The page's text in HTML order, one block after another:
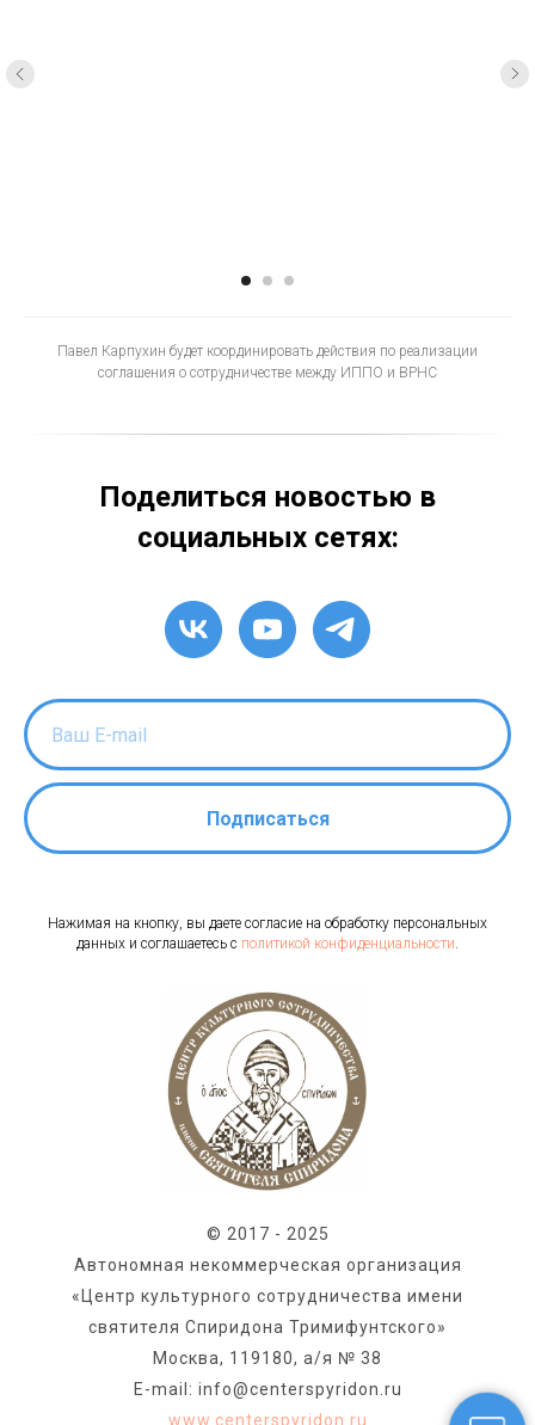
Павел Карпухин будет координировать действия по реализации
соглашения о сотрудничестве между ИППО и ВРНС
Поделиться новостью в
социальных сетях:
Подписаться
Нажимая на кнопку, вы даете согласие на обработку персональных
данных и соглашаетесь c политикой конфиденциальности.
© 2017 - 2025
Автономная некоммерческая организация
«Центр культурного сотрудничества имени
святителя Спиридона Тримифунтского»
Москва, 119180, а/я № 38
E-mail: info@centerspyridon.ru
www.centerspyridon.ru